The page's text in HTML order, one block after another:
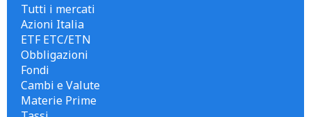
Tutti i mercati
Azioni Italia
ETF ETC/ETN
Obbligazioni
Fondi
Cambi e Valute
Materie Prime